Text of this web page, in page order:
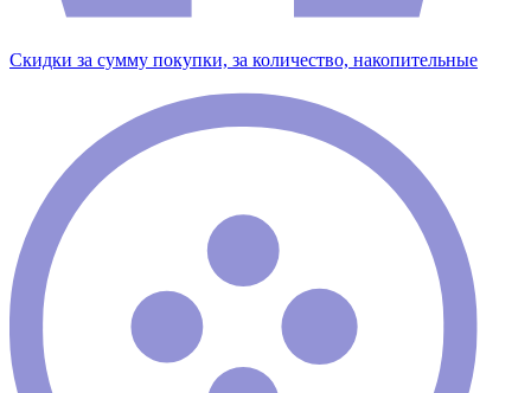
Скидки за сумму покупки, за количество, накопительные